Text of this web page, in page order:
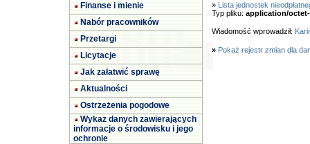
Finanse i mienie
Nabór pracowników
Przetargi
Licytacje
Jak załatwić sprawę
Aktualności
Ostrzeżenia pogodowe
Wykaz danych zawierających
informacje o środowisku i jego
ochronie
» Lista jednostek
Typ pliku: application/
Wiadomość wprowadził:
» Pokaż rejestr zmian dla